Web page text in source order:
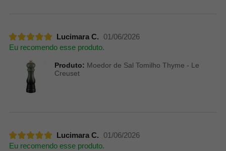
Lucimara C.
01/06/2026
Eu recomendo esse produto.
Produto: Moedor de Sal Tomilho Thyme - Le
Creuset
Lucimara C.
01/06/2026
Eu recomendo esse produto.